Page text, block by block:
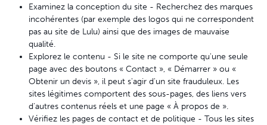
Examinez la conception du site - Recherchez des marques
incohérentes (par exemple des logos qui ne correspondent
pas au site de Lulu) ainsi que des images de mauvaise
qualité.
Explorez le contenu - Si le site ne comporte qu'une seule
page avec des boutons « Contact », « Démarrer » ou «
Obtenir un devis », il peut s'agir d'un site frauduleux. Les
sites légitimes comportent des sous-pages, des liens vers
d'autres contenus réels et une page « À propos de ».
Vérifiez les pages de contact et de politique - Tous les sites